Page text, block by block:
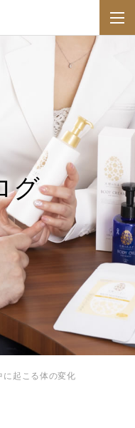
グ
に起こる体の変化